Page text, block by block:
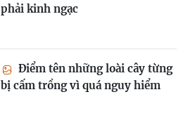
phải kinh ngạc
Điểm tên những loài cây từng
bị cấm trồng vì quá nguy hiểm